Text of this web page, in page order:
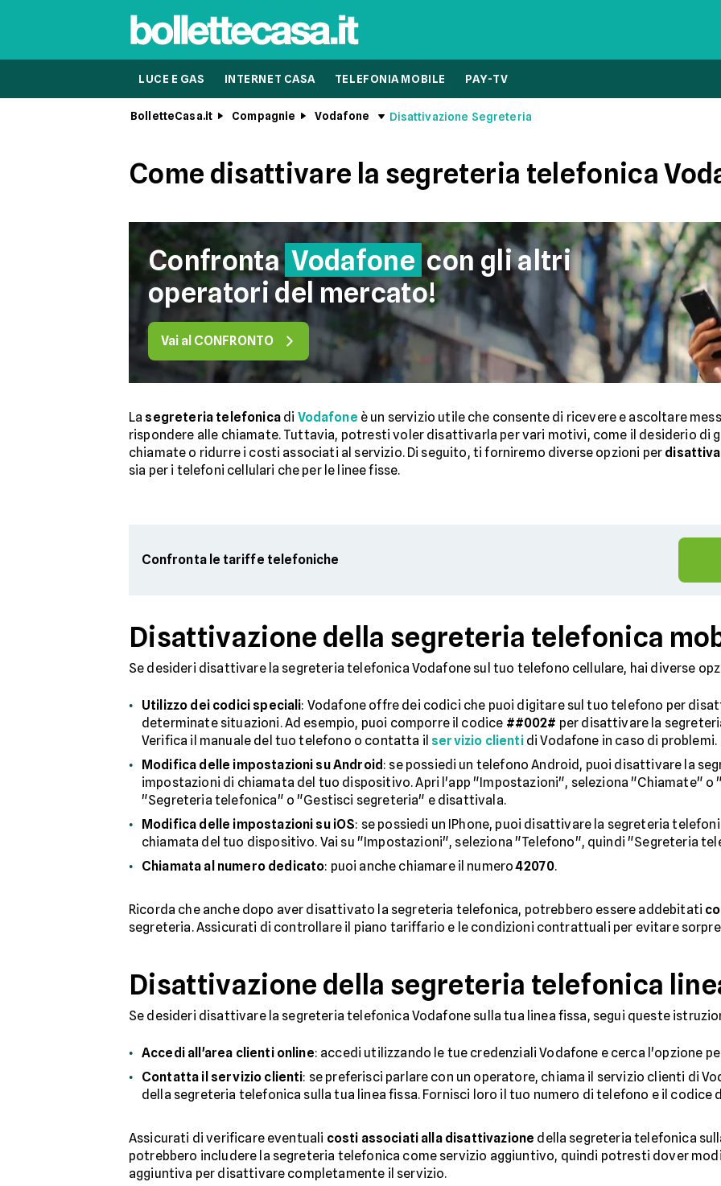
LUCE E GAS INTERNET CASA TELEFONIA MOBILE PAY-TV
BolletteCasa.it Compagnie Vodafone Disattivazione Segreteria
Come disattivare la segreteria telefonica
Confronta Vodafone con gli altri
operatori del mercato!
Vai al CONFRONTO
La segreteria telefonicadi Vodafone è un servizio utile che consente di ricevere e ascoltare
rispondere alle chiamate. Tuttavia, potresti voler disattivarla per vari motivi, come il desiderio di
chiamate o ridurre i costi associati al servizio. Di seguito, ti forniremo diverse opzioni per
sia per i telefoni cellulari che per le linee fisse.
Confronta le tariffe telefoniche
Disattivazione della segreteria telefonica
Se desideri disattivare la segreteria telefonica Vodafone sul tuo telefono cellulare, hai diverse
Utilizzo dei codici speciali: Vodafone offre dei codici che puoi digitare sul tuo telefono per
determinate situazioni. Ad esempio, puoi comporre il codice ##002# per disattivare la
Verifica il manuale del tuo telefono o contatta il servizio clientidi Vodafone in caso di problemi.
Modifica delle impostazioni su Android : se possiedi un telefono Android, puoi disattivare la
impostazioni di chiamata del tuo dispositivo. Apri l'app "Impostazioni", seleziona "Chiamate"
"Segreteria telefonica" o "Gestisci segreteria" e disattivala.
Modifica delle impostazioni su iOS: se possiedi un IPhone, puoi disattivare la segreteria
chiamata del tuo dispositivo. Vai su "Impostazioni", seleziona "Telefono", quindi "Segreteria
Chiamata al numero dedicato: puoi anche chiamare il numero42070.
Ricorda che anche dopo aver disattivato la segreteria telefonica, potrebbero essere addebitati
segreteria. Assicurati di controllare il piano tariffario e le condizioni contrattuali per evitare
Disattivazione della segreteria telefonica
Se desideri disattivare la segreteria telefonica Vodafone sulla tua linea fissa, segui queste
Accedi all'area clienti online: accedi utilizzando le tue credenziali Vodafone e cerca l'opzione
Contatta il servizio clienti: se preferisci parlare con un operatore, chiama il servizio clienti di
della segreteria telefonica sulla tua linea fissa. Fornisci loro il tuo numero di telefono e il codice
Assicurati di verificare eventuali costi associati alla disattivazione della segreteria telefonica
potrebbero includere la segreteria telefonica come servizio aggiuntivo, quindi potresti dover
aggiuntiva per disattivare completamente il servizio.